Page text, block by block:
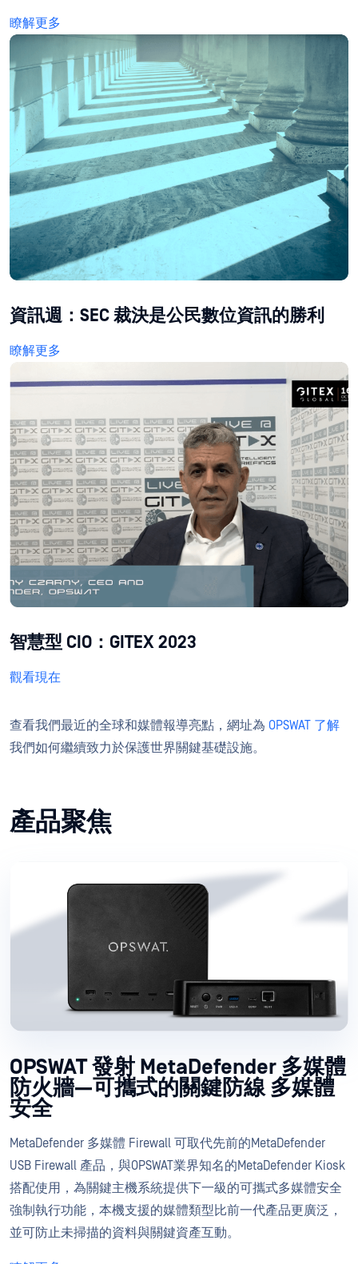
瞭解更多
資訊週：SEC 裁決是公民數位資訊的勝利
瞭解更多
智慧型 CIO：GITEX 2023
觀看現在
查看我們最近的全球和媒體報導亮點，網址為 OPSWAT 了解
我們如何繼續致力於保護世界關鍵基礎設施。
產品聚焦
OPSWAT 發射 MetaDefender 多媒體
防火牆—可攜式的關鍵防線 多媒體
安全
MetaDefender 多媒體 Firewall 可取代先前的MetaDefender
USB Firewall 產品，與OPSWAT業界知名的MetaDefender Kiosk
搭配使用，為關鍵主機系統提供下一級的可攜式多媒體安全
強制執行功能，本機支援的媒體類型比前一代產品更廣泛，
並可防止未掃描的資料與關鍵資產互動。